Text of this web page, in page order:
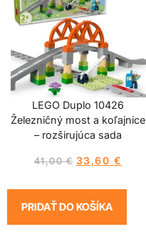
LEGO Duplo 10426
Železničný most a koľajnice
– rozširujúca sada
41,00€ 33,60 €
PRIDAŤ DO KOŠÍKA